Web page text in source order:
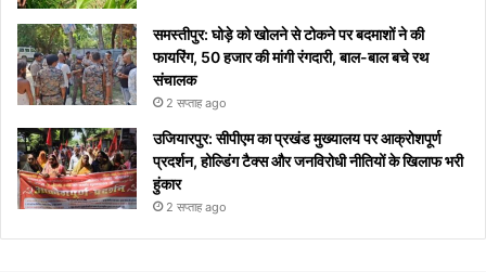
समस्तीपुर: घोड़े को खोलने से टोकने पर बदमाशों ने की
फायरिंग, 50 हजार की मांगी रंगदारी, बाल-बाल बचे रथ
संचालक
2 सप्ताह ago
उजियारपुर: सीपीएम का प्रखंड मुख्यालय पर आक्रोशपूर्ण
प्रदर्शन, होल्डिंग टैक्स और जनविरोधी नीतियों के खिलाफ भरी
हुंकार
2 सप्ताह ago